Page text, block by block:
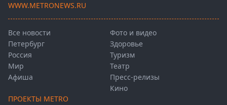
WWW.METRONEWS.RU
Все новости
Петербург
Россия
Мир
Афиша
Фото и видео
Здоровье
Туризм
Театр
Пресс-релизы
Кино
ПРОЕКТЫ METRO